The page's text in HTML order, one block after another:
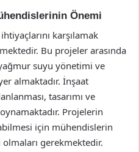
Önemi
karşılamak
Bu projeler arasında
suyu yönetimi ve
almaktadır. İnşaat
tasarımı ve
Projelerin
için mühendislerin
gerekmektedir.